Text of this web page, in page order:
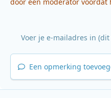
Een opmerking